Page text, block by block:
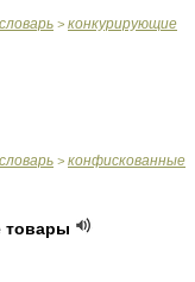
> конкурирующие
> конфискованные
товары